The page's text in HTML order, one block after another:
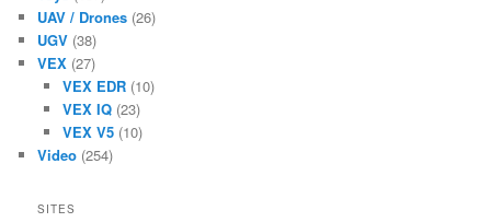
UAV / Drones (26)
UGV (38)
VEX (27)
VEX EDR(10)
VEX IQ(23)
VEX V5(10)
Video (254)
SITES